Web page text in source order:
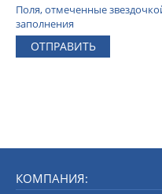
Поля, отмеченные
заполнения
ОТПРАВИТЬ
КОМПАНИЯ: